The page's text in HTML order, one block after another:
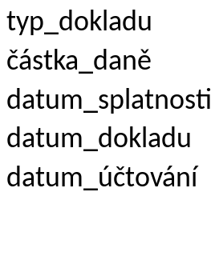
typ_dokladu
částka_daně
datum_splatnosti
datum_dokladu
datum_účtování